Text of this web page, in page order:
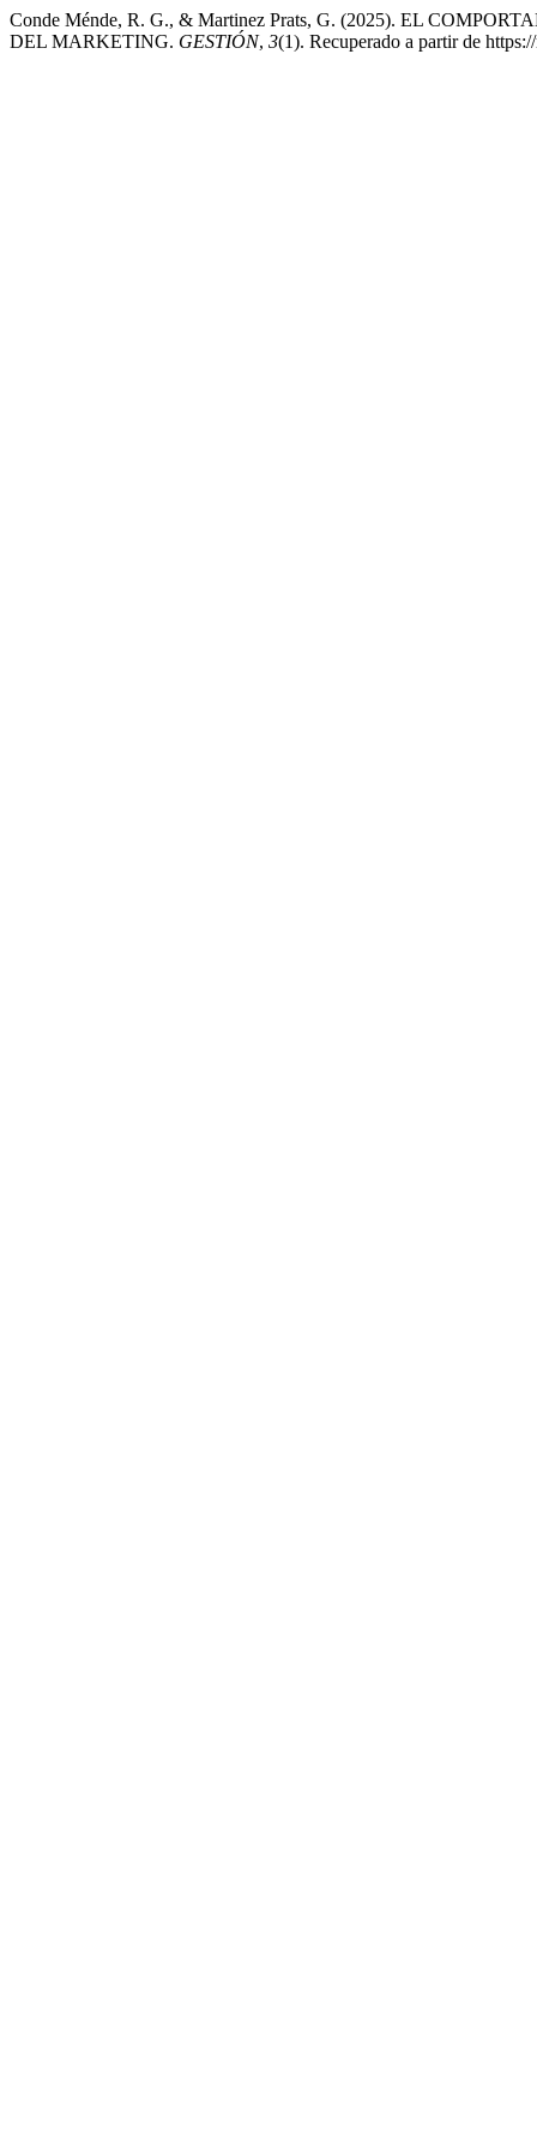
Conde Ménde, R. G., & Martinez Prats, G. (2025). EL
DEL MARKETING. GESTIÓN, 3(1). Recuperado a partir de